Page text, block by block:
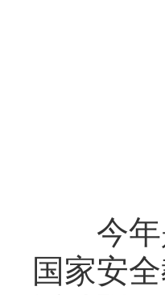
今年是
国家安